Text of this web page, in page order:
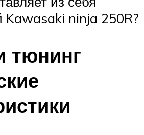
Kawasaki ninja 250R?
тюнинг